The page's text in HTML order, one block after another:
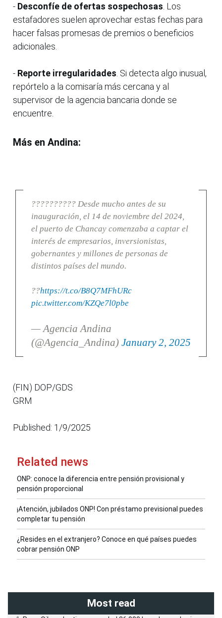
- Desconfíe de ofertas sospechosas . Los
estafadores suelen aprovechar estas fechas para
hacer falsas promesas de premios o beneficios
adicionales.
- Reporte irregularidades . Si detecta algo inusual,
repórtelo a la comisaría más cercana y al
supervisor de la agencia bancaria donde se
encuentre.
Más en Andina:
?????????? Desde mucho antes de su
inauguración, el 14 de noviembre del 2024,
el puerto de Chancay comenzaba a captar el
interés de empresarios, inversionistas,
gobernantes y millones de personas de
distintos países del mundo.
??https://t.co/B8Q7MFhURc
pic.twitter.com/KZQe7l0pbe
— Agencia Andina
(@Agencia_Andina) January 2, 2025
(FIN) DOP/GDS
GRM
Published: 1/9/2025
Related news
ONP: conoce la diferencia entre pensión provisional y
pensión proporcional
¡Atención, jubilados ONP! Con préstamo previsional puedes
completar tu pensión
¿Resides en el extranjero? Conoce en qué países puedes
cobrar pensión ONP
Most read